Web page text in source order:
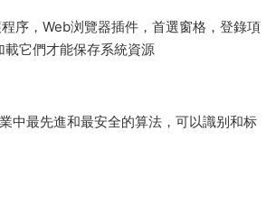
序，Web浏覽器插件，首選窗格，登錄項
它們才能保存系統資源
中最先進和最安全的算法，可以識别和标